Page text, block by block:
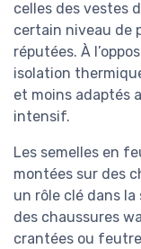
celles des vestes
certain niveau de
réputées. À
isolation
et moins adaptés
intensif.
Les semelles en
montées sur des
un rôle clé dans
des chaussures
crantées ou